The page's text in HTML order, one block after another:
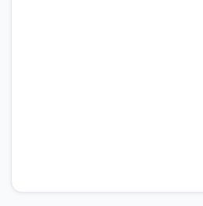
Solarium